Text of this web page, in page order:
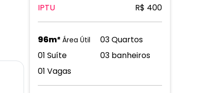
IPTU
R$ 400
96m² Área Útil
03 Quartos
01 Suíte
03 banheiros
01 Vagas